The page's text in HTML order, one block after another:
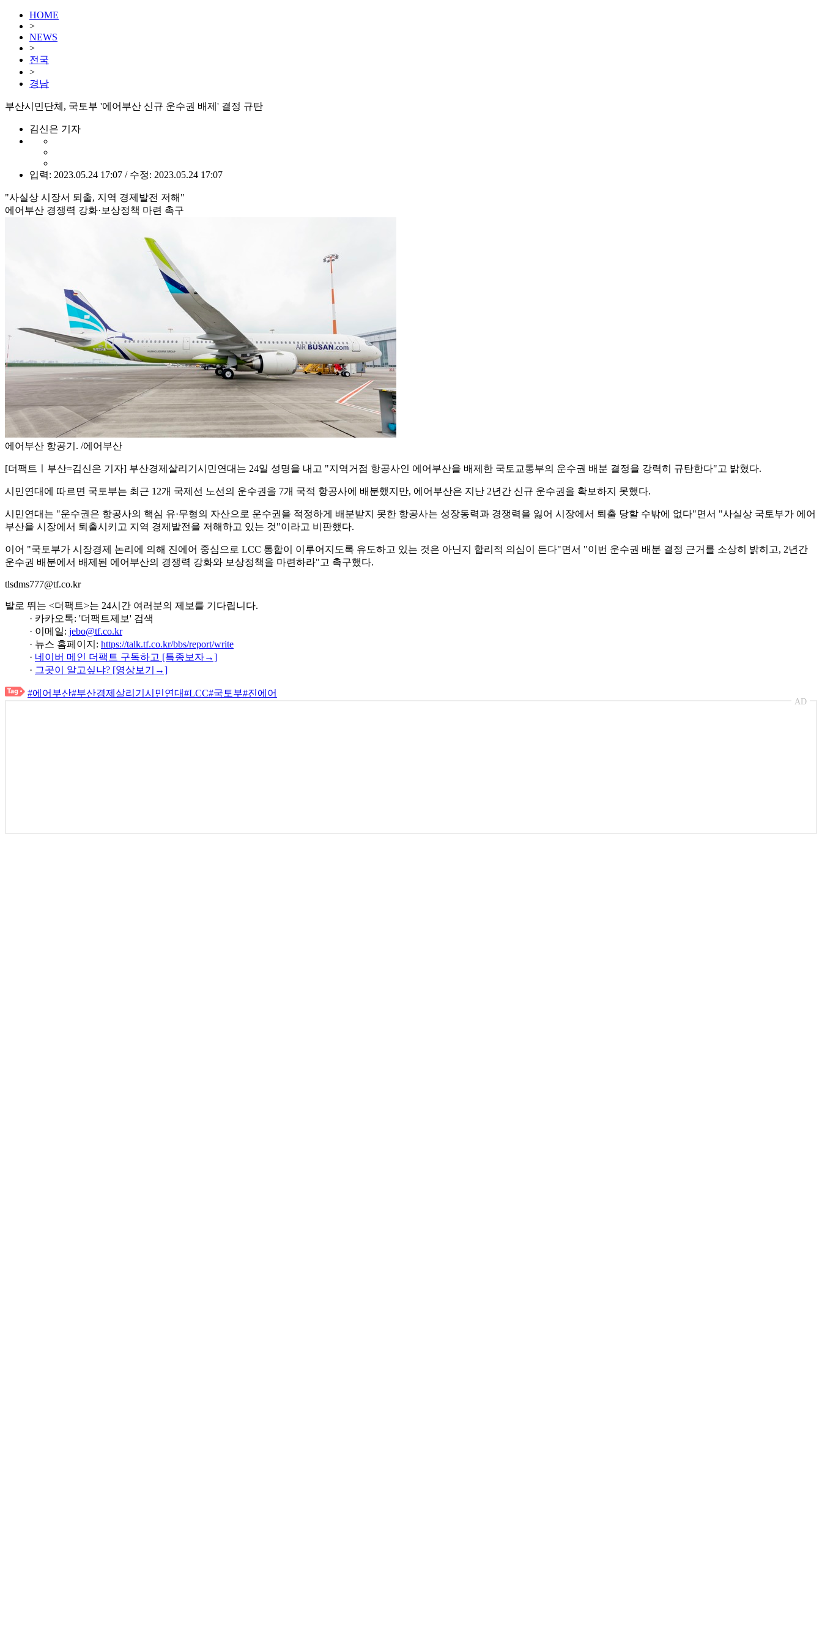
HOME
>
NEWS
>
전국
>
경남
부산시민단체, 국토부 '에어부산 신규 운수권 배제' 결정 규탄
김신은 기자
입력: 2023.05.24 17:07 / 수정: 2023.05.24 17:07
"사실상 시장서 퇴출, 지역 경제발전 저해"
에어부산 경쟁력 강화·보상정책 마련 촉구
에어부산 항공기. /에어부산
[더팩트ㅣ부산=김신은 기자] 부산경제살리기시민연대는 24일 성명을 내고 "지역거점 항공사인 에어부산을 배제한 국토교통부의 운수권 배분 결정을 강력히 규탄한다"고 밝혔다.
시민연대에 따르면 국토부는 최근 12개 국제선 노선의 운수권을 7개 국적 항공사에 배분했지만, 에어부산은 지난 2년간 신규 운수권을 확보하지 못했다.
시민연대는 "운수권은 항공사의 핵심 유·무형의 자산으로 운수권을 적정하게 배분받지 못한 항공사는 성장동력과 경쟁력을 잃어 시장에서 퇴출 당할 수밖에 없다"면서 "사실상 국토부가 에어
부산을 시장에서 퇴출시키고 지역 경제발전을 저해하고 있는 것"이라고 비판했다.
이어 "국토부가 시장경제 논리에 의해 진에어 중심으로 LCC 통합이 이루어지도록 유도하고 있는 것은 아닌지 합리적 의심이 든다"면서 "이번 운수권 배분 결정 근거를 소상히 밝히고, 2년간
운수권 배분에서 배제된 에어부산의 경쟁력 강화와 보상정책을 마련하라"고 촉구했다.
tlsdms777@tf.co.kr
발로 뛰는 <더팩트>는 24시간 여러분의 제보를 기다립니다.
· 카카오톡: '더팩트제보' 검색
· 이메일: jebo@tf.co.kr
· 뉴스 홈페이지: https://talk.tf.co.kr/bbs/report/write
· 네이버 메인 더팩트 구독하고 [특종보자→]
· 그곳이 알고싶냐? [영상보기→]
#에어부산#부산경제살리기시민연대#LCC#국토부#진에어
AD